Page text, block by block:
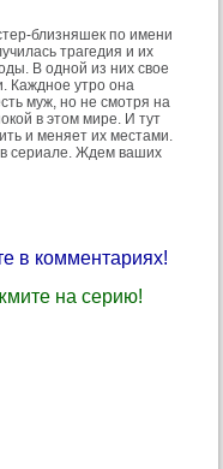
близняшек по имени
трагедия и их
В одной из них свое
Каждное утро она
муж, но не смотря на
в этом мире. И тут
и меняет их местами.
в сериале. Ждем ваших
в комментариях!
на серию!